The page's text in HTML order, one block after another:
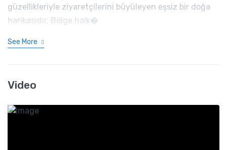
güzellikleriyle ziyaretçilerini büyüleyen eşsiz bir doğa
harikasıdır. Bölge halk�
See More
Video